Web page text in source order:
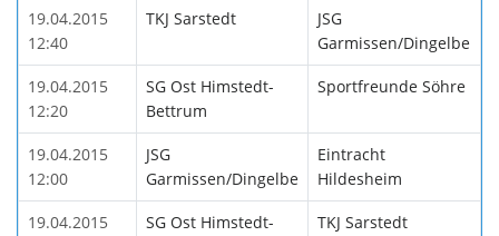
19.04.2015
12:40
TKJ Sarstedt
JSG
Garmissen/Dingelbe
19.04.2015
12:20
SG Ost Himstedt-
Bettrum
Sportfreunde Söhre
19.04.2015
12:00
JSG
Garmissen/Dingelbe
Eintracht
Hildesheim
19.04.2015
SG Ost Himstedt-
TKJ Sarstedt